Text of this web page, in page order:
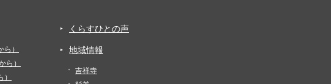
）
ら）
くらすひとの声
地域情報
吉祥寺